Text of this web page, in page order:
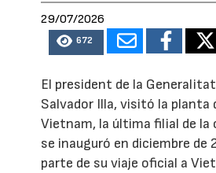
29/07/2026
672
El president de la
Salvador Illa, visitó la planta
Vietnam, la última filial de la
se inauguró en diciembre de
parte de su viaje oficial a